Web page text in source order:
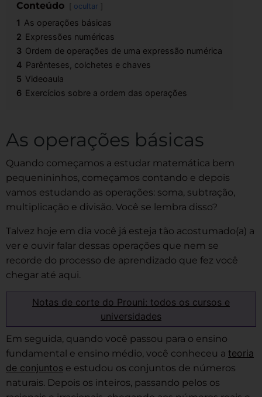
Conteúdo ocultar
1 As operações básicas
2 Expressões numéricas
3 Ordem de operações de uma expressão numérica
4 Parênteses, colchetes e chaves
5 Videoaula
6 Exercícios sobre a ordem das operações
As operações básicas
Quando começamos a estudar matemática bem
pequenininhos, começamos contando e depois
vamos estudando as operações: soma, subtração,
multiplicação e divisão. Você se lembra disso?
Talvez hoje em dia você já esteja tão acostumado(a) a
ver e ouvir falar dessas operações que nem se
recorde do processo de aprendizado que fez você
chegar até aqui.
Notas de corte do Prouni: todos os cursos e
universidades
Em seguida, quando você passou para o ensino
fundamental e ensino médio, você conheceu a teoria
de conjuntos e estudou os conjuntos de números
naturais. Depois os inteiros, passando pelos os